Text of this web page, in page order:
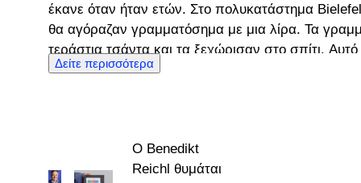
έκανε όταν ήταν ετών. Στο πολυκατάστημα Bielefeld stamp outlet στη Γερμανία,
θα αγόραζαν γραμματόσημα με μια λίρα. Τα
τεράστια τσάντα και τα ξεχώρισαν στο σπίτι.
συλλογής του Benedikt και έτσι άρχισε να
Μέχρι τη στιγμή που τελείωσε, ο Benedikt είχε
απευθείας σύνδεση με εκτεταμένη γνώση
Δείτε περισσότερα
Ο Benedikt
Reichl θυμάται